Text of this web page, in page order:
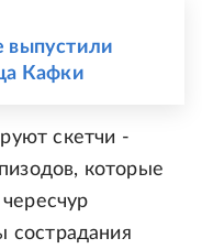
выпустили
Кафки
скетчи -
которые
сострадания